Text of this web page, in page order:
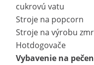
cukrovú vatu
Stroje na popcorn
Stroje na výrobu
Hotdogovače
Vybavenie na